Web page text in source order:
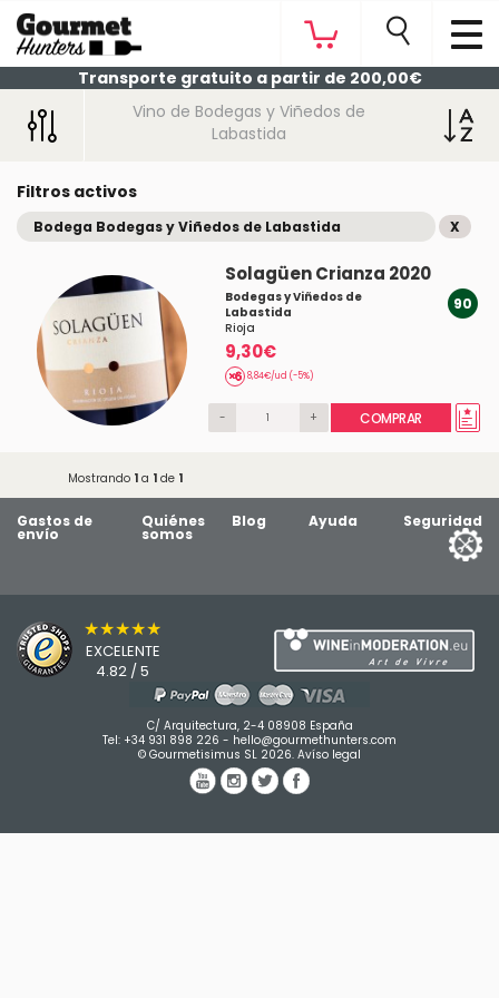
Transporte gratuito a partir de 200,00€
Vino de Bodegas y Viñedos de
Labastida
Filtros activos
Bodega Bodegas y Viñedos de Labastida X
Solagüen Crianza 2020
Bodegas y Viñedos de
Labastida
Rioja
9,30€
8,84€/ud (-5%)
90
- + COMPRAR
Mostrando 1a 1de 1
Gastos de
envío
Quiénes
somos
Blog Ayuda Seguridad
★★★★★
EXCELENTE
4.82 / 5
C/ Arquitectura, 2-4 08908 España
Tel: +34 931 898 226 - hello@gourmethunters.com
© Gourmetisimus SL 2026. Avíso legal